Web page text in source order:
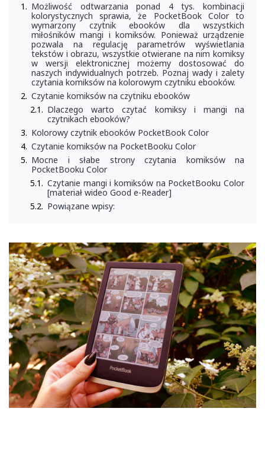
Możliwość odtwarzania ponad 4 tys. kombinacji
kolorystycznych sprawia, że PocketBook Color to
wymarzony czytnik ebooków dla wszystkich
miłośników mangi i komiksów. Ponieważ urządzenie
pozwala na regulację parametrów wyświetlania
tekstów i obrazu, wszystkie otwierane na nim komiksy
w wersji elektronicznej możemy dostosować do
naszych indywidualnych potrzeb. Poznaj wady i zalety
czytania komiksów na kolorowym czytniku ebooków.
Czytanie komiksów na czytniku ebooków
Dlaczego warto czytać komiksy i mangi na
czytnikach ebooków?
Kolorowy czytnik ebooków PocketBook Color
Czytanie komiksów na PocketBooku Color
Mocne i słabe strony czytania komiksów na
PocketBooku Color
Czytanie mangi i komiksów na PocketBooku Color
[materiał wideo Good e-Reader]
Powiązane wpisy: